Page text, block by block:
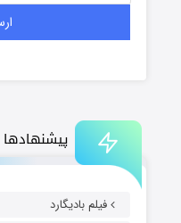
پیشنهادها
فیلم بادیگارد